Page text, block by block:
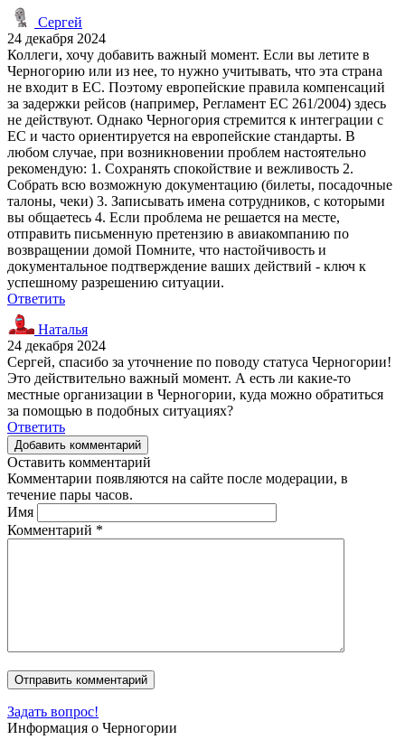
Сергей
24 декабря 2024
Коллеги, хочу добавить важный момент. Если вы летите в
Черногорию или из нее, то нужно учитывать, что эта страна
не входит в ЕС. Поэтому европейские правила компенсаций
за задержки рейсов (например, Регламент ЕС 261/2004) здесь
не действуют. Однако Черногория стремится к интеграции с
ЕС и часто ориентируется на европейские стандарты. В
любом случае, при возникновении проблем настоятельно
рекомендую: 1. Сохранять спокойствие и вежливость 2.
Собрать всю возможную документацию (билеты, посадочные
талоны, чеки) 3. Записывать имена сотрудников, с которыми
вы общаетесь 4. Если проблема не решается на месте,
отправить письменную претензию в авиакомпанию по
возвращении домой Помните, что настойчивость и
документальное подтверждение ваших действий - ключ к
успешному разрешению ситуации.
Ответить
Наталья
24 декабря 2024
Сергей, спасибо за уточнение по поводу статуса Черногории!
Это действительно важный момент. А есть ли какие-то
местные организации в Черногории, куда можно обратиться
за помощью в подобных ситуациях?
Ответить
Добавить комментарий
Оставить комментарий
Комментарии появляются на сайте после модерации, в
течение пары часов.
Имя
Комментарий *
Задать вопрос!
Информация о Черногории